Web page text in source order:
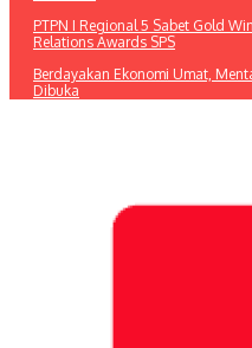
PTPN I Regional 5 Sabet Gold
Relations Awards SPS
Berdayakan Ekonomi Umat,
Dibuka